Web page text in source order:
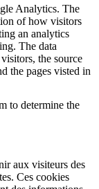
Analytics. The
of how visitors
an analytics
The data
the source
the pages visted in
to determine the
aux visiteurs des
Ces cookies